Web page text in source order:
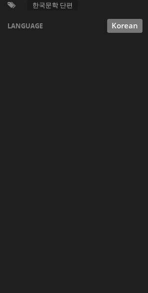
한국문학 단편
LANGUAGE Korean